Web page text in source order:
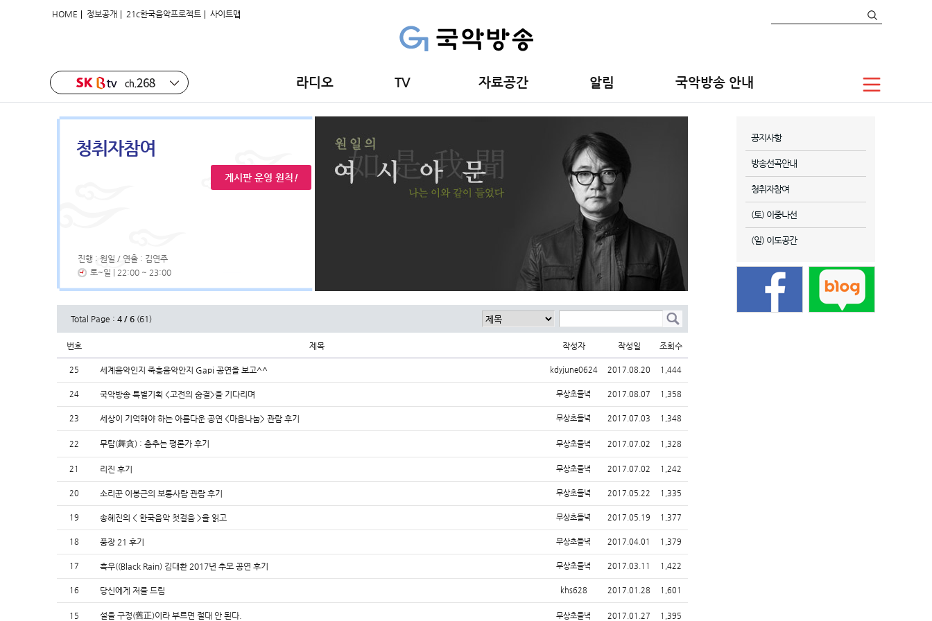
HOME | 정보공개 | 21c한국음악프로젝트 | 사이트맵
라디오 TV 자료공간 알림 국악방송 안내
청취자참여
게시판 운영 원칙 !
진행 : 원일 / 연출 : 김연주
토~일 | 22:00 ~ 23:00
Total Page : 4 / 6 (61)
번호 제목 작성자 작성일 조회수
25 세계음악인지 죽흥음악안지 Gapi 공연을 보고^^ kdyjune0624 2017.08.20 1,444
24 국악방송 특별기획 <고전의 숨결>을 기다리며 무상초들녁 2017.08.07 1,358
23 세상이 기억해야 하는 아름다운 공연 <마음나눔> 관람 후기 무상초들녁 2017.07.03 1,348
22 무탐(舞貪) : 춤추는 평론가 후기 무상초들녁 2017.07.02 1,328
21 리진 후기 무상초들녁 2017.07.02 1,242
20 소리꾼 이봉근의 보통사람 관람 후기 무상초들녁 2017.05.22 1,335
19 송혜진의 < 한국음악 첫걸음 >을 읽고 무상초들녁 2017.05.19 1,377
18 풍장 21 후기 무상초들녁 2017.04.01 1,379
17 흑우((Black Rain) 김대환 2017년 추모 공연 후기 무상초들녁 2017.03.11 1,422
16 당신에게 저를 드림 khs628 2017.01.28 1,601
15 설을 구정(舊正)이라 부르면 절대 안 된다. 무상초들녁 2017.01.27 1,395
공지사항
방송선곡안내
청취자참여
(토) 이중나선
(일) 이도공간